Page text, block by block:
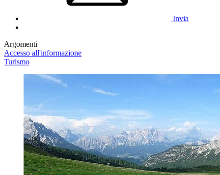
Invia
Argomenti
Accesso all'informazione
Turismo